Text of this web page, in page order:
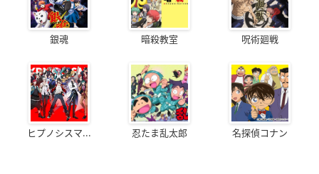
銀魂 暗殺教室 呪術廻戦
ヒプノシスマ... 忍たま乱太郎 名探偵コナン